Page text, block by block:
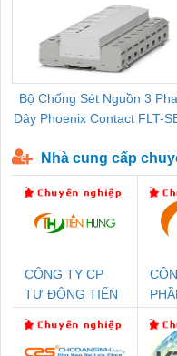
Bộ Chống Sét Nguồn 3
Dây Phoenix Contact FLT-
Nhà cung cấp
CÔNG TY CP
TỰ ĐỘNG TIẾN